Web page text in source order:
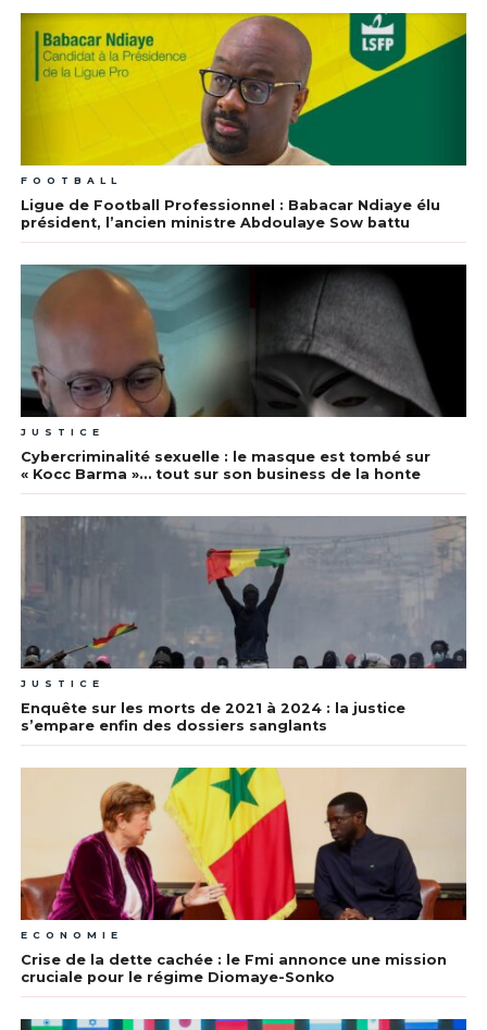
FOOTBALL
Ligue de Football Professionnel : Babacar Ndiaye élu
président, l’ancien ministre Abdoulaye Sow battu
JUSTICE
Cybercriminalité sexuelle : le masque est tombé sur
« Kocc Barma »… tout sur son business de la honte
JUSTICE
Enquête sur les morts de 2021 à 2024 : la justice
s’empare enfin des dossiers sanglants
ECONOMIE
Crise de la dette cachée : le Fmi annonce une mission
cruciale pour le régime Diomaye-Sonko